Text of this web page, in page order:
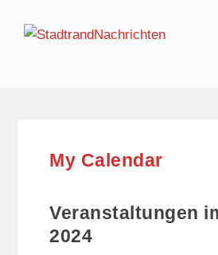
My Calendar
Veranstaltungen
2024